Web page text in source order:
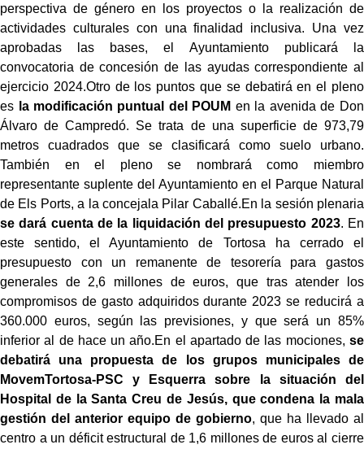
perspectiva de género en los proyectos o la realización de
actividades culturales con una finalidad inclusiva. Una vez
aprobadas las bases, el Ayuntamiento publicará la
convocatoria de concesión de las ayudas correspondiente al
ejercicio 2024.Otro de los puntos que se debatirá en el pleno
es la modificación puntual del POUM en la avenida de Don
Álvaro de Campredó. Se trata de una superficie de 973,79
metros cuadrados que se clasificará como suelo urbano.
También en el pleno se nombrará como miembro
representante suplente del Ayuntamiento en el Parque Natural
de Els Ports, a la concejala Pilar Caballé.En la sesión plenaria
se dará cuenta de la liquidación del presupuesto 2023. En
este sentido, el Ayuntamiento de Tortosa ha cerrado el
presupuesto con un remanente de tesorería para gastos
generales de 2,6 millones de euros, que tras atender los
compromisos de gasto adquiridos durante 2023 se reducirá a
360.000 euros, según las previsiones, y que será un 85%
inferior al de hace un año.En el apartado de las mociones, se
debatirá una propuesta de los grupos municipales de
MovemTortosa-PSC y Esquerra sobre la situación del
Hospital de la Santa Creu de Jesús, que condena la mala
gestión del anterior equipo de gobierno, que ha llevado al
centro a un déficit estructural de 1,6 millones de euros al cierre